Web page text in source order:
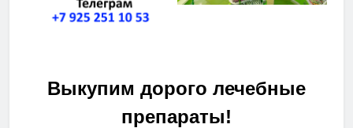
Выкупим дорого лечебные
препараты!